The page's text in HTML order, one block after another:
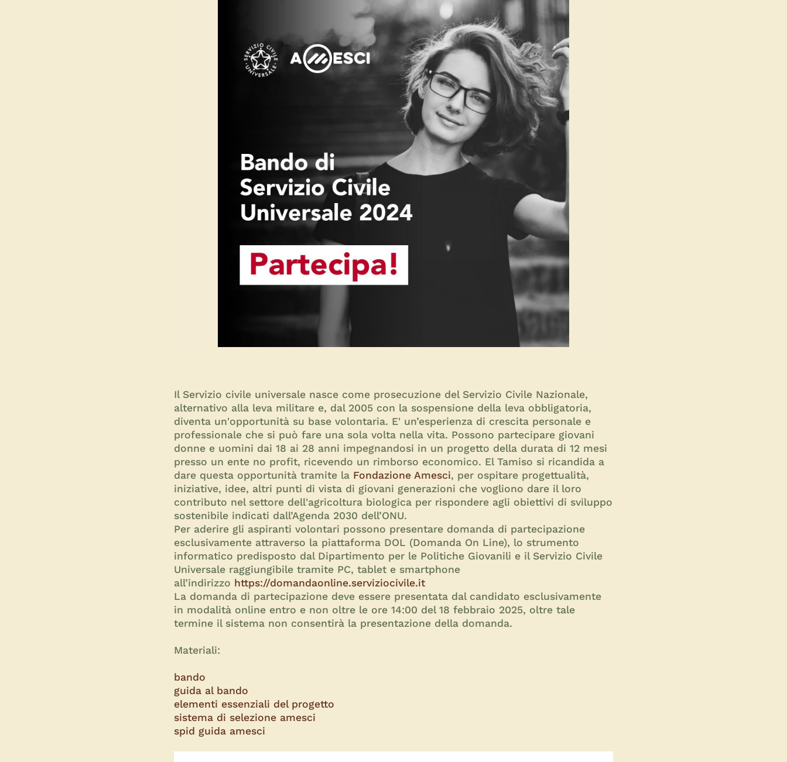
Il Servizio civile universale nasce come prosecuzione del Servizio Civile Nazionale,
alternativo alla leva militare e, dal 2005 con la sospensione della leva obbligatoria,
diventa un'opportunità su base volontaria. E' un’esperienza di crescita personale e
professionale che si può fare una sola volta nella vita. Possono partecipare giovani
donne e uomini dai 18 ai 28 anni impegnandosi in un progetto della durata di 12 mesi
presso un ente no profit, ricevendo un rimborso economico. El Tamiso si ricandida a
dare questa opportunità tramite la Fondazione Amesci, per ospitare progettualità,
iniziative, idee, altri punti di vista di giovani generazioni che vogliono dare il loro
contributo nel settore dell'agricoltura biologica per rispondere agli obiettivi di sviluppo
sostenibile indicati dall’Agenda 2030 dell’ONU.
Per aderire gli aspiranti volontari possono presentare domanda di partecipazione
esclusivamente attraverso la piattaforma DOL (Domanda On Line), lo strumento
informatico predisposto dal Dipartimento per le Politiche Giovanili e il Servizio Civile
Universale raggiungibile tramite PC, tablet e smartphone
all’indirizzo https://domandaonline.serviziocivile.it
La domanda di partecipazione deve essere presentata dal candidato esclusivamente
in modalità online entro e non oltre le ore 14:00 del 18 febbraio 2025, oltre tale
termine il sistema non consentirà la presentazione della domanda.
Materiali:
bando
guida al bando
elementi essenziali del progetto
sistema di selezione amesci
spid guida amesci